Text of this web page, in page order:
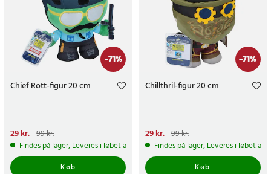
-71%
Chief Rott-figur 20 cm
Nuværende pris
pris:99 kr.
29 kr. 99 kr.
Findes på lager, Leveres i løbet af 1-2 hverdage
Køb
-71%
Chillthril-figur 20 cm
Nuværende pris
pris:99 kr.
29 kr. 99 kr.
Findes på lager, Leveres i løbet af
Køb